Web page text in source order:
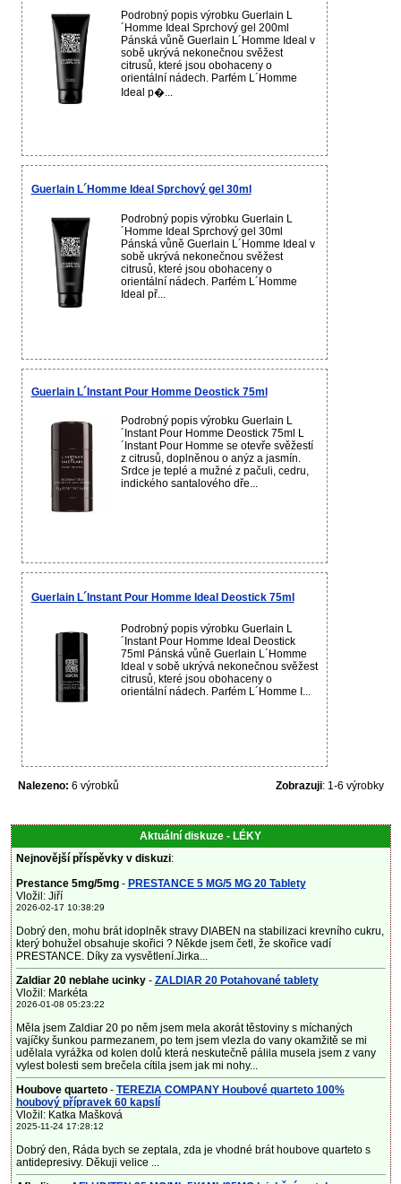
Podrobný popis výrobku Guerlain L
´Homme Ideal Sprchový gel 200ml
Pánská vůně Guerlain L´Homme Ideal v
sobě ukrývá nekonečnou svěžest
citrusů, které jsou obohaceny o
orientální nádech. Parfém L´Homme
Ideal p�...
Guerlain L´Homme Ideal Sprchový gel 30ml
Podrobný popis výrobku Guerlain L
´Homme Ideal Sprchový gel 30ml
Pánská vůně Guerlain L´Homme Ideal v
sobě ukrývá nekonečnou svěžest
citrusů, které jsou obohaceny o
orientální nádech. Parfém L´Homme
Ideal př...
Guerlain L´Instant Pour Homme Deostick 75ml
Podrobný popis výrobku Guerlain L
´Instant Pour Homme Deostick 75ml L
´Instant Pour Homme se otevře svěžestí
z citrusů, doplněnou o anýz a jasmín.
Srdce je teplé a mužné z pačuli, cedru,
indického santalového dře...
Guerlain L´Instant Pour Homme Ideal Deostick 75ml
Podrobný popis výrobku Guerlain L
´Instant Pour Homme Ideal Deostick
75ml Pánská vůně Guerlain L´Homme
Ideal v sobě ukrývá nekonečnou svěžest
citrusů, které jsou obohaceny o
orientální nádech. Parfém L´Homme I...
Nalezeno: 6 výrobků Zobrazuji: 1-6 výrobky
Aktuální diskuze - LÉKY
Nejnovější příspěvky v diskuzi:
Prestance 5mg/5mg- PRESTANCE 5 MG/5 MG 20 Tablety
Vložil: Jiří
2026-02-17 10:38:29
Dobrý den, mohu brát idoplněk stravy DIABEN na stabilizaci krevního cukru,
který bohužel obsahuje skořici ? Někde jsem četl, že skořice vadí
PRESTANCE. Díky za vysvětlení.Jirka...
Zaldiar 20 neblahe ucinky- ZALDIAR 20 Potahované tablety
Vložil: Markéta
2026-01-08 05:23:22
Měla jsem Zaldiar 20 po něm jsem mela akorát těstoviny s míchaných
vajíčky šunkou parmezanem, po tem jsem vlezla do vany okamžitě se mi
udělala vyrážka od kolen dolů která neskutečně pálila musela jsem z vany
vylest bolesti sem brečela cítila jsem jak mi nohy...
Houbove quarteto- TEREZIA COMPANY Houbové quarteto 100%
houbový přípravek 60 kapslí
Vložil: Katka Mašková
2025-11-24 17:28:12
Dobrý den, Ráda bych se zeptala, zda je vhodné brát houbove quarteto s
antidepresivy. Děkuji velice ...